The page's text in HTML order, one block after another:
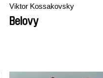
Viktor Kossakovsky
Belovy